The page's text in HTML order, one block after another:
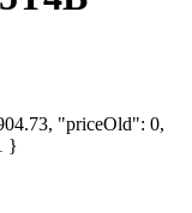
"priceOld": 0,
}